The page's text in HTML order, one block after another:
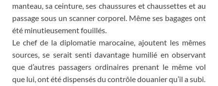
manteau, sa ceinture, ses chaussures et chaussettes et au
passage sous un scanner corporel. Même ses bagages ont
été minutieusement fouillés.
Le chef de la diplomatie marocaine, ajoutent les mêmes
sources, se serait senti davantage humilié en observant
que d’autres passagers ordinaires prenant le même vol
que lui, ont été dispensés du contrôle douanier qu’il a subi.